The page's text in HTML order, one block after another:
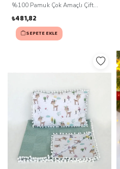
%100 Pamuk Çok Amaçlı Çift
₺481,82
SEPETE EKLE